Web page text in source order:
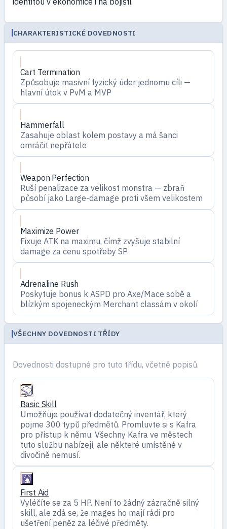
CHARAKTERISTICKÉ DOVEDNOSTI
Cart Termination
Způsobuje masivní fyzický úder jednomu cíli —
hlavní útok v PvM a MVP
Hammerfall
Zasahuje oblast kolem postavy a má šanci
omráčit nepřátele
Weapon Perfection
Ruší penalizace za velikost monstra — zbraň
působí jako Large-damage proti všem velikostem
Maximize Power
Fixuje ATK na maximu, čímž zvyšuje stabilní
damage za cenu spotřeby SP
Adrenaline Rush
Poskytuje bonus k ASPD pro Axe/Mace sobě a
blízkým spojeneckým Merchant classám v okolí
VŠECHNY DOVEDNOSTI TŘÍDY
Dovednosti dostupné pro tuto třídu, včetně popisů.
Basic Skill
Umožňuje používat dodatečný inventář, který
pojme 300 typů předmětů. Promluvte si s Kafra
pro přístup k němu. Všechny Kafra ve městech
tuto službu nabízejí, ale některé umístěné v
divočině nemusí.
First Aid
Vyléčíte se za 5 HP. Není to žádný zázračně silný
skill, ale zdá se, že mages ho mají rádi pro
ušetření peněz za léčivé předměty.